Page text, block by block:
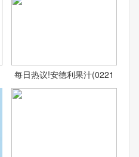
每日热议!安德利果汁(0221